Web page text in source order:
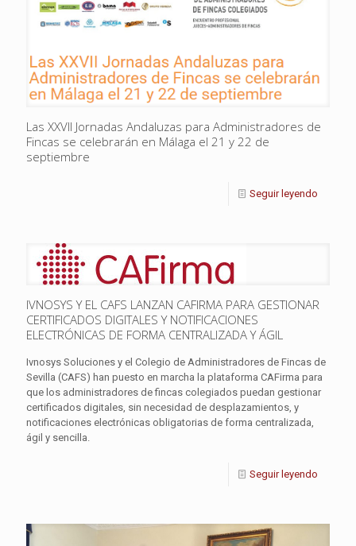
Las XXVII Jornadas Andaluzas para Administradores de
Fincas se celebrarán en Málaga el 21 y 22 de
septiembre
Seguir leyendo
IVNOSYS Y EL CAFS LANZAN CAFIRMA PARA GESTIONAR
CERTIFICADOS DIGITALES Y NOTIFICACIONES
ELECTRÓNICAS DE FORMA CENTRALIZADA Y ÁGIL
Ivnosys Soluciones y el Colegio de Administradores de Fincas de
Sevilla (CAFS) han puesto en marcha la plataforma CAFirma para
que los administradores de fincas colegiados puedan gestionar
certificados digitales, sin necesidad de desplazamientos, y
notificaciones electrónicas obligatorias de forma centralizada,
ágil y sencilla.
Seguir leyendo